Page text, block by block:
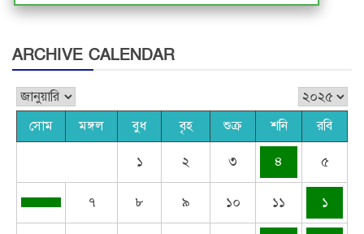
ARCHIVE CALENDAR
সোম মঙ্গল বুধ বৃহ শুক্র শনি রবি
১ ২ ৩ ৪ ৫
৭ ৮ ৯ ১০ ১১ ১